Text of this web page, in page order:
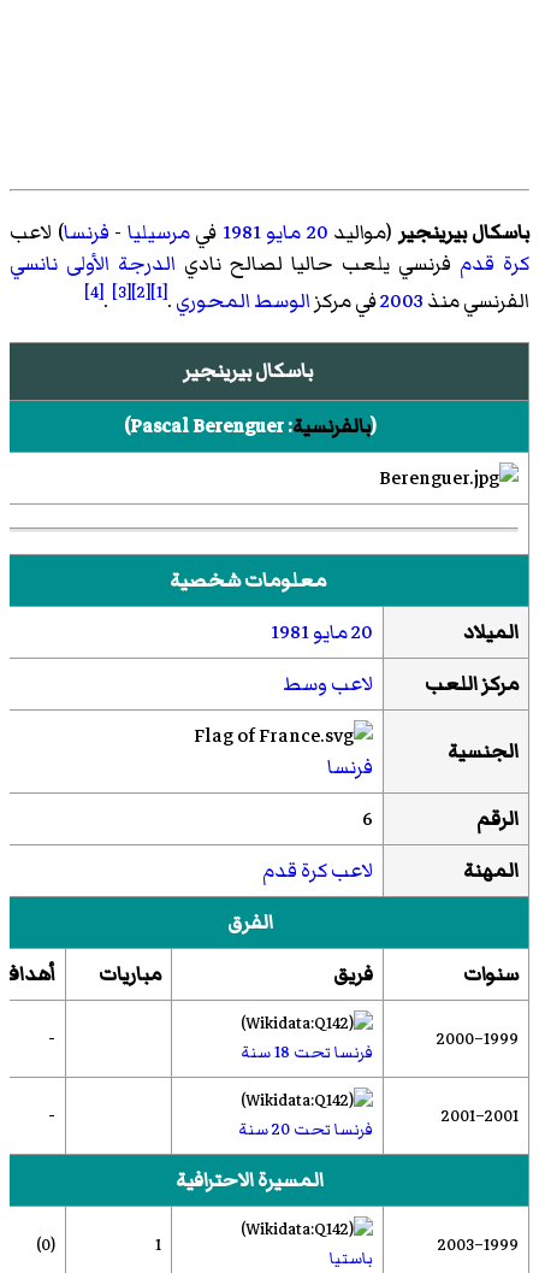
باسكال بيرينجير(مواليد 20 مايو 1981 فيمرسيليا - فرنسا) لاعب
كرة قدم فرنسي يلعب حاليا لصالح نادي الدرجة الأولى نانسي
الفرنسي منذ2003في مركزالوسط المحوري.
[1]
[2]
[3]
.
[4]
باسكال بيرينجير
(بالفرنسية:
Pascal Berenguer
)‏
معلومات شخصية
الميلاد
20 مايو
1981
مركز اللعب
لاعب وسط
الجنسية
فرنسا
الرقم
6
المهنة
لاعب كرة قدم
الفرق
سنوات
فريق مباريات أهداف
1999–2000
فرنسا تحت 18 سنة -
2001–2001
فرنسا تحت 20 سنة -
المسيرة الاحترافية
1999–2003
باستيا
1
(0)